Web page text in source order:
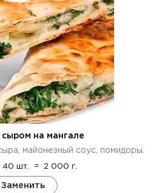
на мангале
майонезный соус, помидоры.
40 шт. = 2 000 г.
Заменить